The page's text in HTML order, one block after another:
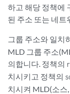
하고 해당 정책에
된 주소 또는 네트
그룹 주소와 일치
MLD 그룹 주소
의합니다. 정책의
치시키고 정책의
치시켜 MLD(소스